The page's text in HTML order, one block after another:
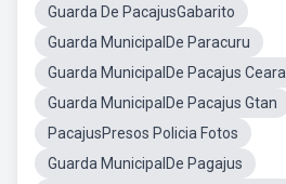
Guarda De PacajusGabarito
Guarda MunicipalDe Paracuru
Guarda MunicipalDe Pacajus Ceara
Guarda MunicipalDe Pacajus Gtan
PacajusPresos Policia Fotos
Guarda MunicipalDe Pagajus